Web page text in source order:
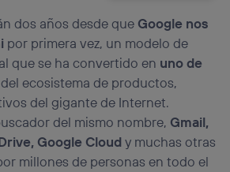
dos años desde que Google nos
por primera vez, un modelo de
que se ha convertido en uno de
del ecosistema de productos,
del gigante de Internet.
del mismo nombre, Gmail,
Google Cloudy muchas otras
millones de personas en todo el